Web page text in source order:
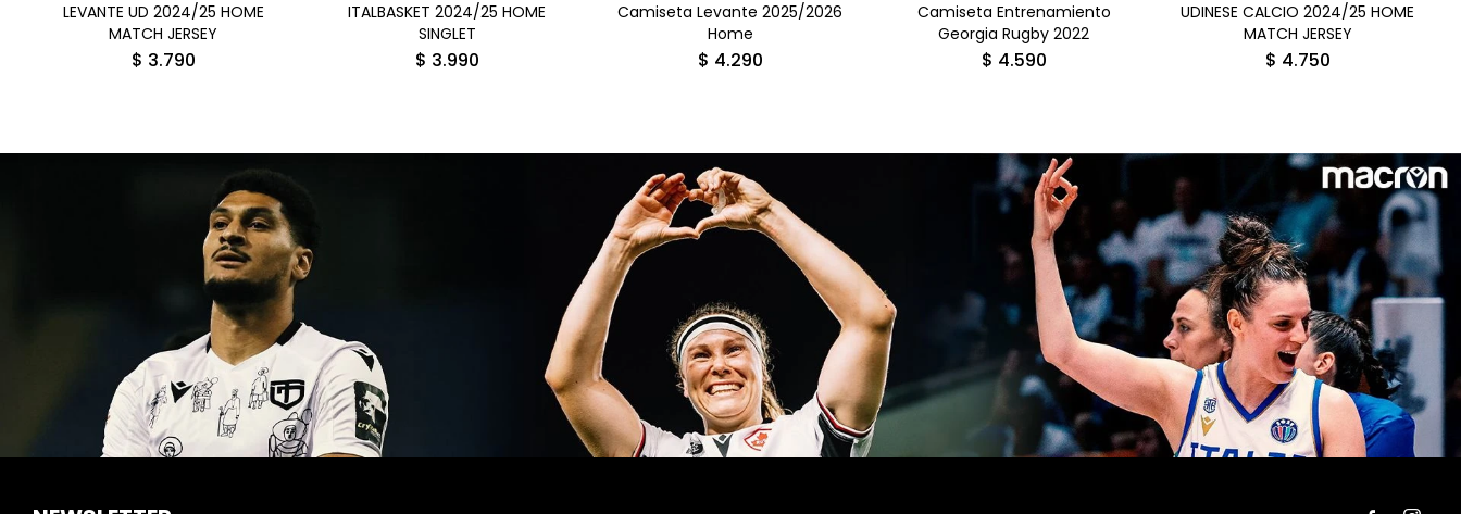
LEVANTE UD 2024/25 HOME
MATCH JERSEY
$ 3.790
ITALBASKET 2024/25 HOME
SINGLET
$ 3.990
Camiseta Levante 2025/2026
Home
$ 4.290
Camiseta Entrenamiento
Georgia Rugby 2022
$ 4.590
UDINESE CALCIO 2024/25 HOME
MATCH JERSEY
$ 4.750